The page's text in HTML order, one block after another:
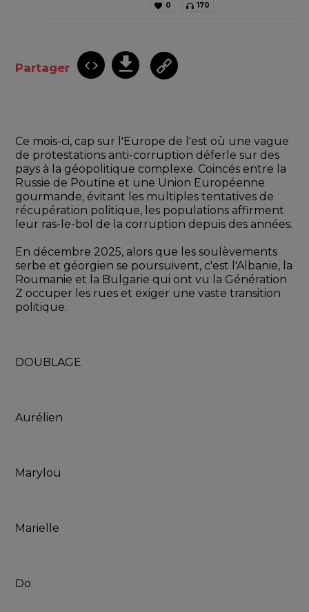
0 170
Partager
Ce mois-ci, cap sur l'Europe de l'est où une vague
de protestations anti-corruption déferle sur des
pays à la géopolitique complexe. Coincés entre la
Russie de Poutine et une Union Européenne
gourmande, évitant les multiples tentatives de
récupération politique, les populations affirment
leur ras-le-bol de la corruption depuis des années.
En décembre 2025, alors que les soulèvements
serbe et géorgien se poursuivent, c'est l'Albanie, la
Roumanie et la Bulgarie qui ont vu la Génération
Z occuper les rues et exiger une vaste transition
politique.
DOUBLAGE
Aurélien
Marylou
Marielle
Do